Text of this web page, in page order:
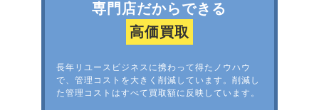
専門店だからできる
高価買取
長年リユースビジネスに携わって得たノウハウ
で、管理コストを大きく削減しています。削減し
た管理コストはすべて買取額に反映しています。